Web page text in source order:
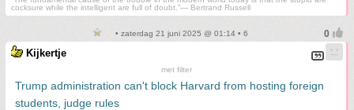
cocksure while the intelligent are full of doubt.”— Bertrand Russell
• zaterdag 21 juni 2025 @ 01:14 • 6
Kijkertje
met filter
Trump administration can't block Harvard from hosting foreign
students, judge rules